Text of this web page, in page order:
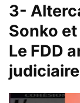
3-
Sonko
Le FDD